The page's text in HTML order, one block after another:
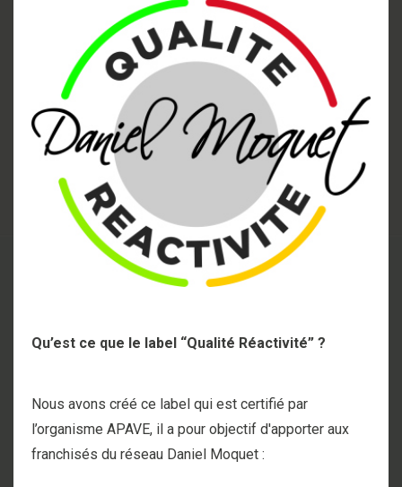
Qu’est ce que le label “Qualité Réactivité” ?
Nous avons créé ce label qui est certifié par
l’organisme APAVE, il a pour objectif d'apporter aux
franchisés du réseau Daniel Moquet :